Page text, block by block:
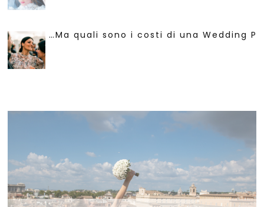
…Ma quali sono i costi di una Wedding